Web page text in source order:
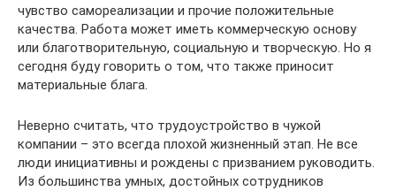
чувство самореализации и прочие положительные
качества. Работа может иметь коммерческую основу
или благотворительную, социальную и творческую. Но я
сегодня буду говорить о том, что также приносит
материальные блага.
Неверно считать, что трудоустройство в чужой
компании – это всегда плохой жизненный этап. Не все
люди инициативны и рождены с призванием руководить.
Из большинства умных, достойных сотрудников